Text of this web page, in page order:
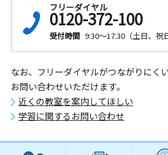
フリーダイヤル
0120-372-100
受付時間 9:30～17:30（土日、祝
なお、フリーダイヤルがつながりにく
お問い合わせいただけます。
近くの教室を案内してほしい
学習に関するお問い合わせ